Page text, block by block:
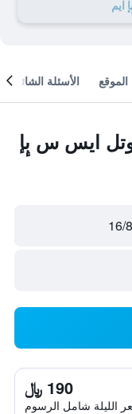
الموقع الأسئلة الشائعة
ايس س بٕإ
190 ﷼
الليلة شامل الرسوم